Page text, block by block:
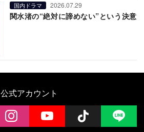
国内ドラマ 2026.07.29
関水渚の“絶対に諦めない”という決意
公式アカウント
instagramYouTube Follow